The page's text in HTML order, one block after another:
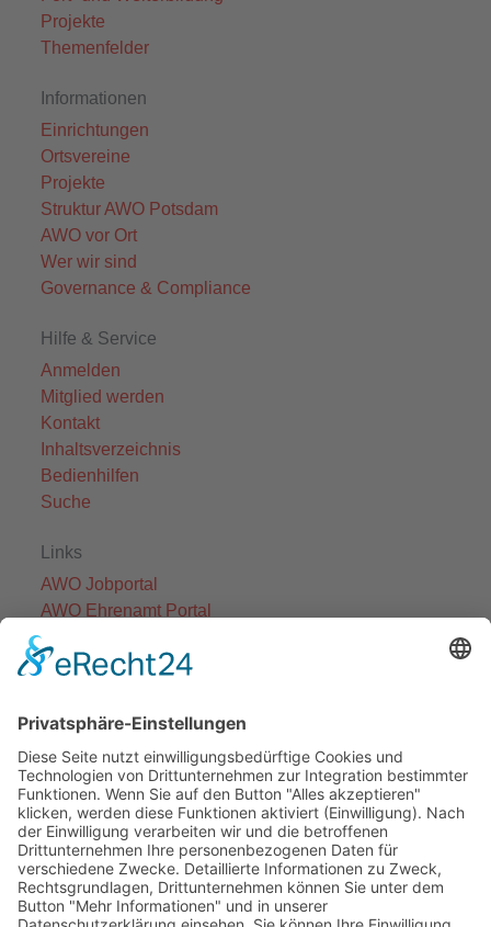
Projekte
Themenfelder
Informationen
Einrichtungen
Ortsvereine
Projekte
Struktur AWO Potsdam
AWO vor Ort
Wer wir sind
Governance & Compliance
Hilfe & Service
Anmelden
Mitglied werden
Kontakt
Inhaltsverzeichnis
Bedienhilfen
Suche
Links
AWO Jobportal
AWO Ehrenamt Portal
AWO Schulgesundheitsfachkräfte
AWO Bundesverband
AWO Pflegeberatung
AWO Kulturhaus Babelsberg
Arbeit mit Behinderung
AWO Büro Kindermut
Kulturland Brandenburg
AWO Selbsthilfe
AWO eLearning